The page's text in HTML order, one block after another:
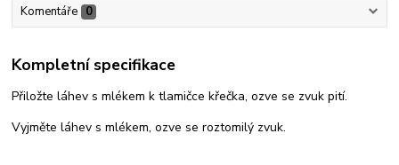
Komentáře 0
Kompletní specifikace
Přiložte láhev s mlékem k tlamičce křečka, ozve se zvuk pití.
Vyjměte láhev s mlékem, ozve se roztomilý zvuk.